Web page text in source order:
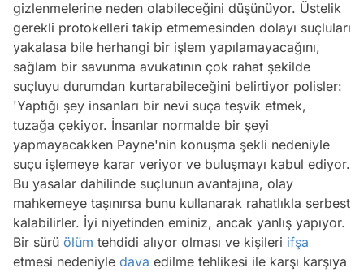
gizlenmelerine neden olabileceğini düşünüyor. Üstelik
gerekli protokelleri takip etmemesinden dolayı suçluları
yakalasa bile herhangi bir işlem yapılamayacağını,
sağlam bir savunma avukatının çok rahat şekilde
suçluyu durumdan kurtarabileceğini belirtiyor polisler:
'Yaptığı şey insanları bir nevi suça teşvik etmek,
tuzağa çekiyor. İnsanlar normalde bir şeyi
yapmayacakken Payne'nin konuşma şekli nedeniyle
suçu işlemeye karar veriyor ve buluşmayı kabul ediyor.
Bu yasalar dahilinde suçlunun avantajına, olay
mahkemeye taşınırsa bunu kullanarak rahatlıkla serbest
kalabilirler. İyi niyetinden eminiz, ancak yanlış yapıyor.
Bir sürü ölüm tehdidi alıyor olması ve kişileri ifşa
etmesi nedeniyle dava edilme tehlikesi ile karşı karşıya